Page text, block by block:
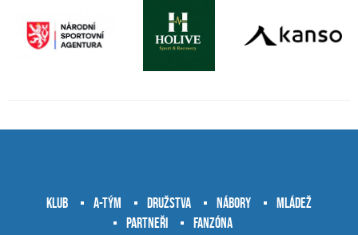
Klub A-tým Družstva Nábory
Mládež
Partneři
Fanzóna